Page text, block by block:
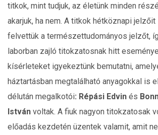
titkok, mint tudjuk, az életünk minden
akarjuk, ha nem. A titkok hétköznapi
felvettük a természettudományos jelzőt,
laborban zajló titokzatosnak hitt
kísérleteket igyekeztünk bemutatni,
háztartásban megtalálható anyagokkal is
délután megalkotói: Répási Edvin és
István voltak. A fiuk nagyon titokzatosak
előadás kezdetén üzentek valamit, amit